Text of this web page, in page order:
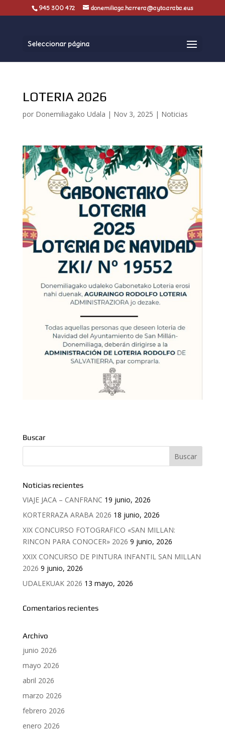
945 300 472 donemiliaga.harrera@ayto.araba.eus
Seleccionar página
LOTERIA 2026
por Donemiliagako Udala | Nov 3, 2025 | Noticias
Buscar
Noticias recientes
VIAJE JACA – CANFRANC 19 junio, 2026
KORTERRAZA ARABA 2026 18 junio, 2026
XIX CONCURSO FOTOGRAFICO «SAN MILLAN:
RINCON PARA CONOCER» 2026 9 junio, 2026
XXIX CONCURSO DE PINTURA INFANTIL SAN MILLAN
2026 9 junio, 2026
UDALEKUAK 2026 13 mayo, 2026
Comentarios recientes
Archivo
junio 2026
mayo 2026
abril 2026
marzo 2026
febrero 2026
enero 2026